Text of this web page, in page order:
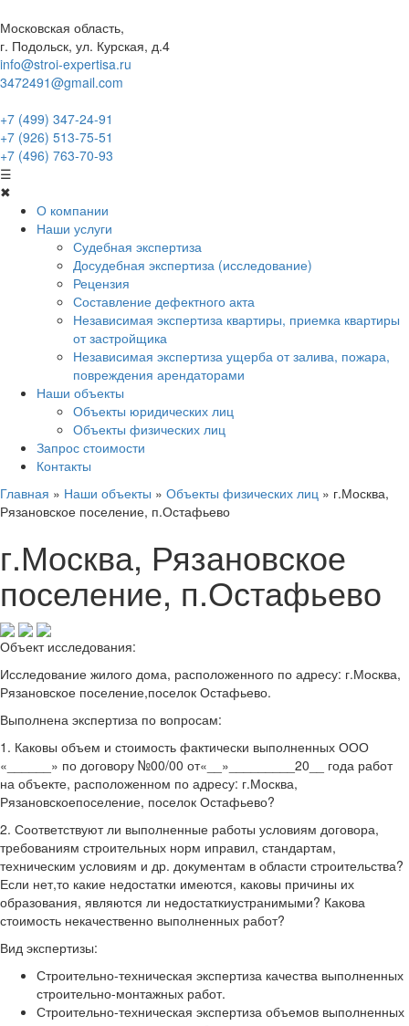
Московская область,
г. Подольск, ул. Курская, д.4
info@stroi-expertisa.ru
3472491@gmail.com
+7 (499) 347-24-91
+7 (926) 513-75-51
+7 (496) 763-70-93
☰
✖
О компании
Наши услуги
Судебная экспертиза
Досудебная экспертиза (исследование)
Рецензия
Составление дефектного акта
Независимая экспертиза квартиры, приемка квартиры
от застройщика
Независимая экспертиза ущерба от залива, пожара,
повреждения арендаторами
Наши объекты
Объекты юридических лиц
Объекты физических лиц
Запрос стоимости
Контакты
Главная » Наши объекты » Объекты физических лиц » г.Москва,
Рязановское поселение, п.Остафьево
г.Москва, Рязановское
поселение, п.Остафьево
Объект исследования:
Исследование жилого дома, расположенного по адресу: г.Москва,
Рязановское поселение,поселок Остафьево.
Выполнена экспертиза по вопросам:
1. Каковы объем и стоимость фактически выполненных ООО
«______» по договору №00/00 от«__»_________20__ года работ
на объекте, расположенном по адресу: г.Москва,
Рязановскоепоселение, поселок Остафьево?
2. Соответствуют ли выполненные работы условиям договора,
требованиям строительных норм иправил, стандартам,
техническим условиям и др. документам в области строительства?
Если нет,то какие недостатки имеются, каковы причины их
образования, являются ли недостаткиустранимыми? Какова
стоимость некачественно выполненных работ?
Вид экспертизы:
Строительно-техническая экспертиза качества выполненных
строительно-монтажных работ.
Строительно-техническая экспертиза объемов выполненных